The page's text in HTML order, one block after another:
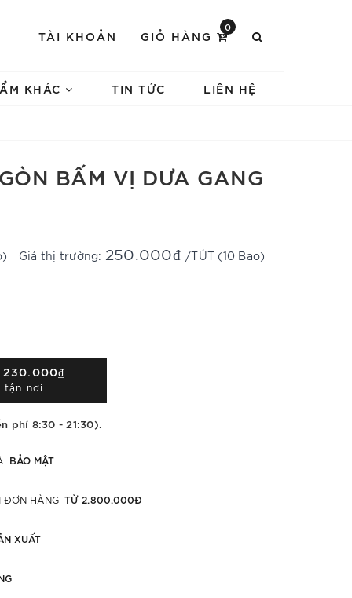
TÀI KHOẢN GIỎ HÀNG
0
KHÁC TIN TỨC LIÊN HỆ
BẤM VỊ DƯA GANG
Giá thị trường:250.000₫/TÚT (10 Bao)
230.000₫
tận nơi
phí 8:30 - 21:30).
BẢO MẬT
ĐƠN HÀNG TỪ 2.800.000Đ
XUẤT